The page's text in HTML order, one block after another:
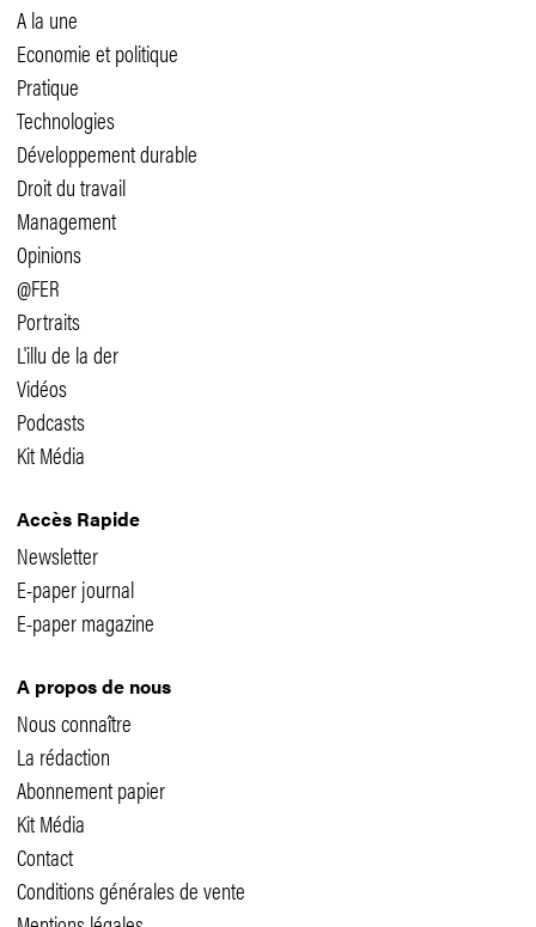
A la une
Economie et politique
Pratique
Technologies
Développement durable
Droit du travail
Management
Opinions
@FER
Portraits
L'illu de la der
Vidéos
Podcasts
Kit Média
Accès Rapide
Newsletter
E-paper journal
E-paper magazine
A propos de nous
Nous connaître
La rédaction
Abonnement papier
Kit Média
Contact
Conditions générales de vente